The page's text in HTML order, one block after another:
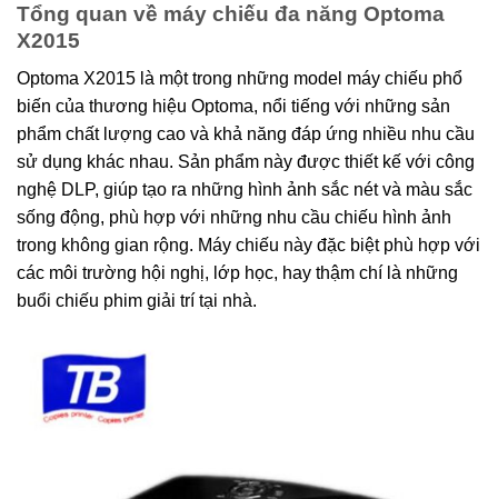
Tổng quan về máy chiếu đa năng Optoma
X2015
Optoma X2015 là một trong những model máy chiếu phổ
biến của thương hiệu Optoma, nổi tiếng với những sản
phẩm chất lượng cao và khả năng đáp ứng nhiều nhu cầu
sử dụng khác nhau. Sản phẩm này được thiết kế với công
nghệ DLP, giúp tạo ra những hình ảnh sắc nét và màu sắc
sống động, phù hợp với những nhu cầu chiếu hình ảnh
trong không gian rộng. Máy chiếu này đặc biệt phù hợp với
các môi trường hội nghị, lớp học, hay thậm chí là những
buổi chiếu phim giải trí tại nhà.